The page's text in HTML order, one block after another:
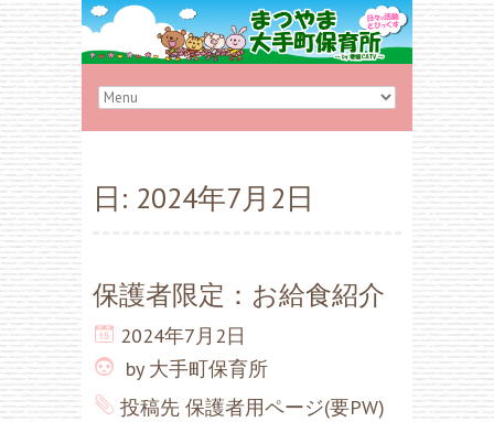
日: 2024年7月2日
保護者限定：お給食紹介
2024年7月2日
by 大手町保育所
投稿先 保護者用ページ(要PW)